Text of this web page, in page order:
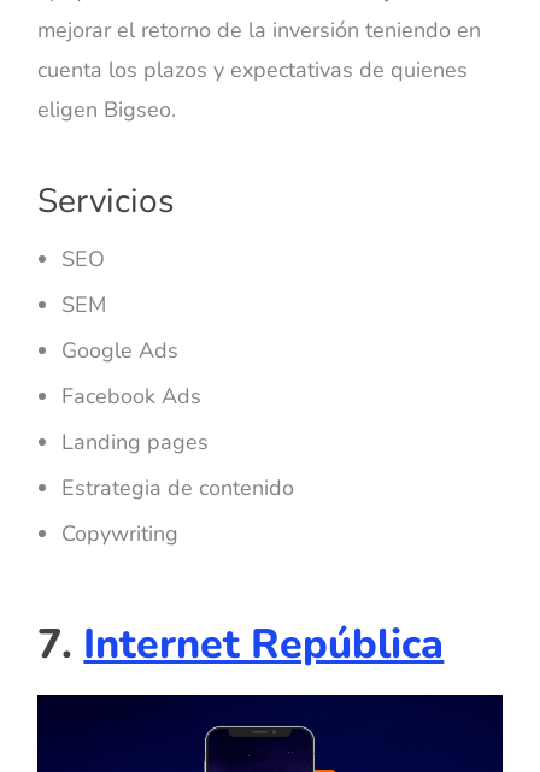
mejorar el retorno de la inversión teniendo en
cuenta los plazos y expectativas de quienes
eligen Bigseo.
Servicios
SEO
SEM
Google Ads
Facebook Ads
Landing pages
Estrategia de contenido
Copywriting
7. Internet República